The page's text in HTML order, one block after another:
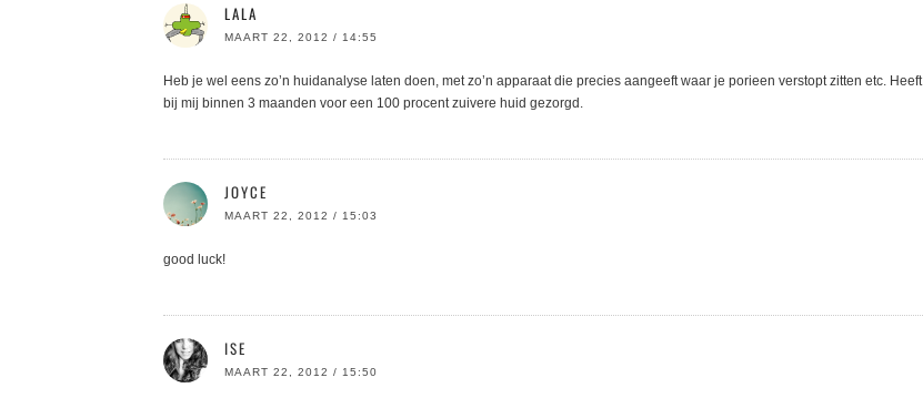
LALA
MAART 22, 2012 / 14:55
Heb je wel eens zo’n huidanalyse laten doen, met zo’n apparaat die precies aangeeft waar je porieen verstopt zitten etc. Heeft
bij mij binnen 3 maanden voor een 100 procent zuivere huid gezorgd.
JOYCE
MAART 22, 2012 / 15:03
good luck!
ISE
MAART 22, 2012 / 15:50